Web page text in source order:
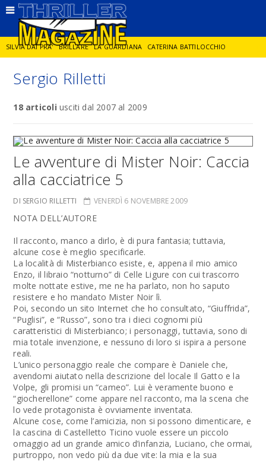
SILVIA DAI PRA' BRILLARE LA GUARDIANA CATERINA BATTILOCCHIO
JORGE DIAZ LA SPIA DELITTO IN CORNICE
Sergio Rilletti
18 articoli usciti dal 2007 al 2009
Le avventure di Mister Noir: Caccia
alla cacciatrice 5
DI SERGIO RILLETTI VENERDÌ 6 NOVEMBRE 2009
NOTA DELL’AUTORE
Il racconto, manco a dirlo, è di pura fantasia; tuttavia,
alcune cose è meglio specificarle.
La località di Misterbianco esiste, e, appena il mio amico
Enzo, il libraio “notturno” di Celle Ligure con cui trascorro
molte nottate estive, me ne ha parlato, non ho saputo
resistere e ho mandato Mister Noir lì.
Poi, secondo un sito Internet che ho consultato, “Giuffrida”,
“Puglisi”, e “Russo”, sono tra i dieci cognomi più
caratteristici di Misterbianco; i personaggi, tuttavia, sono di
mia totale invenzione, e nessuno di loro si ispira a persone
reali.
L’unico personaggio reale che compare è Daniele che,
avendomi aiutato nella descrizione del locale Il Gatto e la
Volpe, gli promisi un “cameo”. Lui è veramente buono e
“giocherellone” come appare nel racconto, ma la scena che
lo vede protagonista è ovviamente inventata.
Alcune cose, come l’amicizia, non si possono dimenticare, e
la cascina di Castelletto Ticino vuole essere un piccolo
omaggio ad un grande amico d’infanzia, Luciano, che ormai,
purtroppo, non vedo più da due vite: la mia e la sua